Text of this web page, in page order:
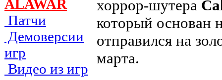
ALAWAR
Патчи
Демоверсии
игр
Видео из игр
хоррор-шутера
который основан
отправился на
марта.